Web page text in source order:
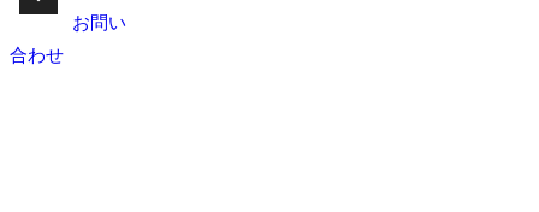
お問い
合わせ